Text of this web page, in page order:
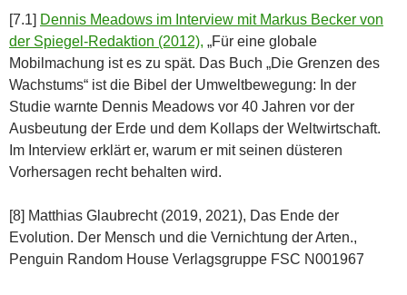
[7.1] Dennis Meadows im Interview mit Markus Becker von
der Spiegel-Redaktion (2012), „Für eine globale
Mobilmachung ist es zu spät. Das Buch „Die Grenzen des
Wachstums“ ist die Bibel der Umweltbewegung: In der
Studie warnte Dennis Meadows vor 40 Jahren vor der
Ausbeutung der Erde und dem Kollaps der Weltwirtschaft.
Im Interview erklärt er, warum er mit seinen düsteren
Vorhersagen recht behalten wird.
[8] Matthias Glaubrecht (2019, 2021), Das Ende der
Evolution. Der Mensch und die Vernichtung der Arten.,
Penguin Random House Verlagsgruppe FSC N001967